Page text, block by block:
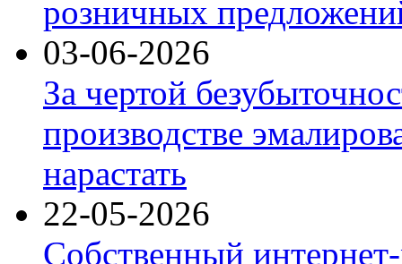
розничных
03-06-2026
За чертой
производстве
нарастать
22-05-2026
Собственный